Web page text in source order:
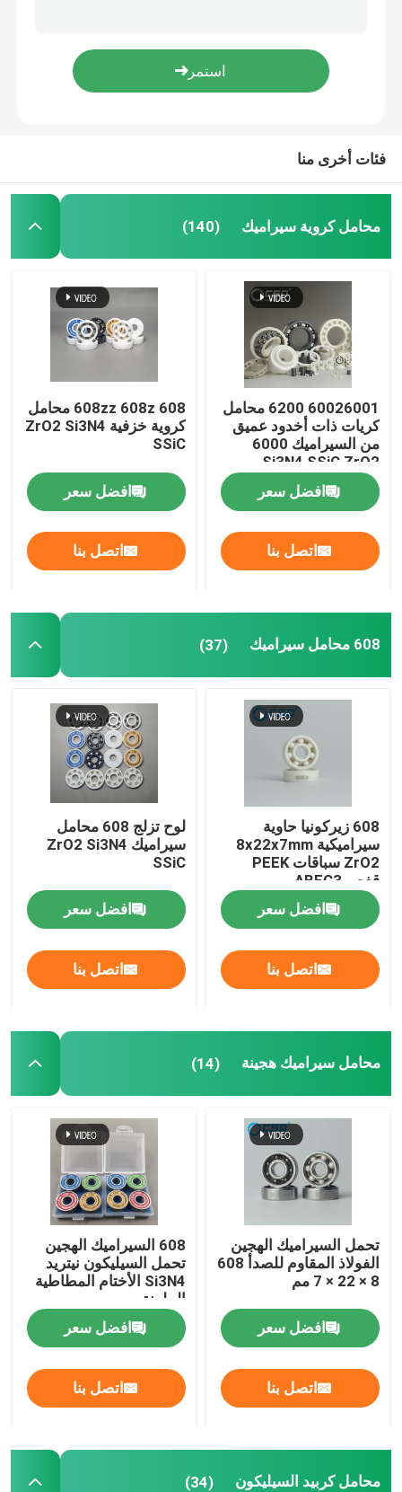
محامل سيراميك هجينة
تحمل انزلاق السيراميك
محامل أسطوانية من السيراميك
سيراميك إنشائي متقدم
كرة نيتريد السيليكون
كرة كربيد السيليكون
كرة سيراميك زركونيا
محامل كروية من كربيد السيليكون
نيتريد السيليكون واضعا الكرة
تحمل زركونيا السيراميك
الختم الميكانيكي
محامل SSiC كربيد السيليكون Goint عالية الدقة
فئات أخرى منا
محامل كروية سيراميك (140)
60026001 6200 محامل
كريات ذات أخدود عميق
من السيراميك 6000
Si3N4 SSiC ZrO2
افضل سعر
اتصل بنا
608zz 608z 608 محامل
كروية خزفية ZrO2 Si3N4
SSiC
افضل سعر
اتصل بنا
608 محامل سيراميك (37)
608 زيركونيا حاوية
سيراميكية 8x22x7mm
ZrO2 سباقات PEEK
قفص ABEC3
افضل سعر
اتصل بنا
لوح تزلج 608 محامل
سيراميك ZrO2 Si3N4
SSiC
افضل سعر
اتصل بنا
محامل سيراميك هجينة (14)
تحمل السيراميك الهجين
الفولاذ المقاوم للصدأ 608
8 × 22 × 7 مم
افضل سعر
اتصل بنا
608 السيراميك الهجين
تحمل السيليكون نيتريد
Si3N4 الأختام المطاطية
الملونة
افضل سعر
اتصل بنا
محامل كربيد السيليكون (34)